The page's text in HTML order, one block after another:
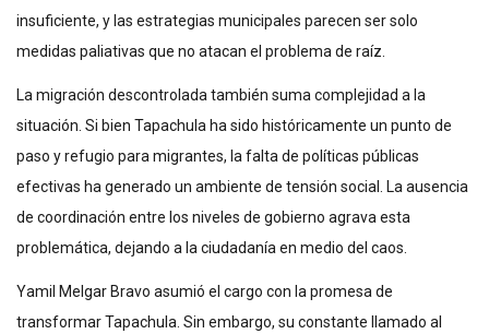
insuficiente, y las estrategias municipales parecen ser solo
medidas paliativas que no atacan el problema de raíz.
La migración descontrolada también suma complejidad a la
situación. Si bien Tapachula ha sido históricamente un punto de
paso y refugio para migrantes, la falta de políticas públicas
efectivas ha generado un ambiente de tensión social. La ausencia
de coordinación entre los niveles de gobierno agrava esta
problemática, dejando a la ciudadanía en medio del caos.
Yamil Melgar Bravo asumió el cargo con la promesa de
transformar Tapachula. Sin embargo, su constante llamado al